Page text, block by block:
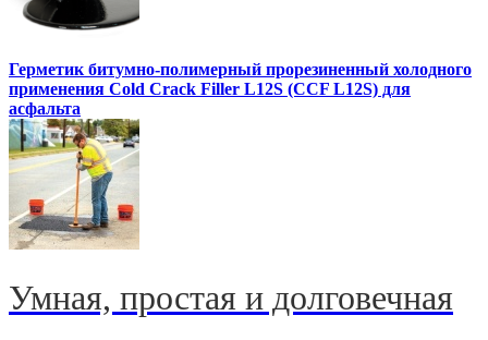
Герметик битумно-полимерный прорезиненный холодного
применения Cold Crack Filler L12S (ССF L12S) для
асфальта
Умная, простая и долговечная